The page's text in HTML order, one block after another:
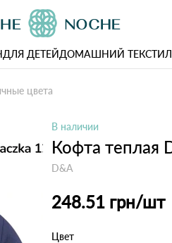
ДЛЯ ДЕТЕЙДОМАШНИЙ
цвета
В наличии
Кофта теплая
D&A
248.51 грн/шт
Цвет